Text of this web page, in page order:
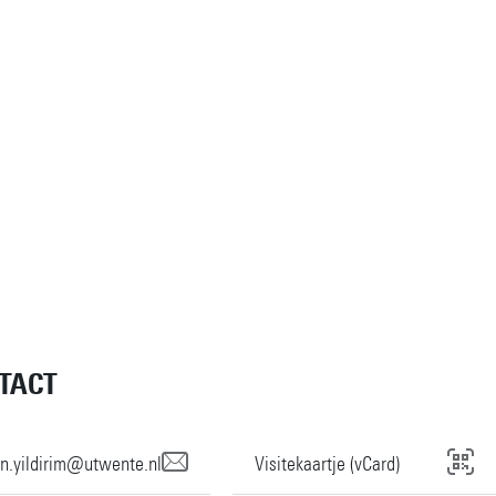
Visitekaartje (vCard)